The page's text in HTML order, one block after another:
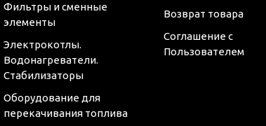
Фильтры и сменные
элементы
Электрокотлы.
Водонагреватели.
Стабилизаторы
Оборудование для
перекачивания топлива
Возврат товара
Соглашение с
Пользователем